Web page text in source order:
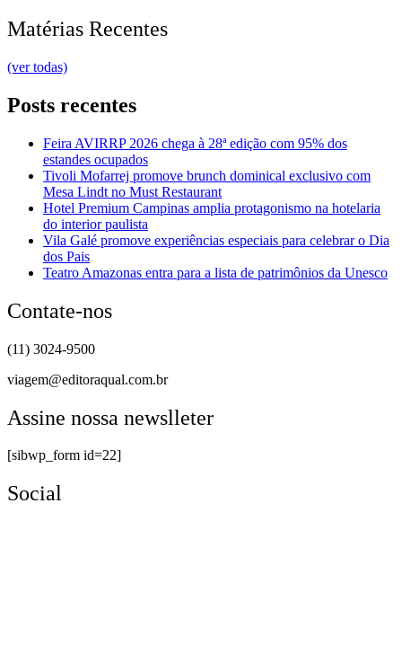
Matérias Recentes
(ver todas)
Posts recentes
Feira AVIRRP 2026 chega à 28ª edição com 95% dos
estandes ocupados
Tivoli Mofarrej promove brunch dominical exclusivo com
Mesa Lindt no Must Restaurant
Hotel Premium Campinas amplia protagonismo na hotelaria
do interior paulista
Vila Galé promove experiências especiais para celebrar o Dia
dos Pais
Teatro Amazonas entra para a lista de patrimônios da Unesco
Contate-nos
(11) 3024-9500
viagem@editoraqual.com.br
Assine nossa newslleter
[sibwp_form id=22]
Social